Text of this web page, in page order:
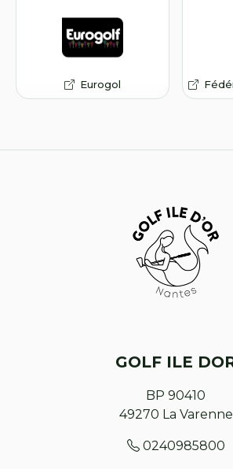
Eurogol
GOLF ILE
BP 90410
49270 La Varenne
0240985800